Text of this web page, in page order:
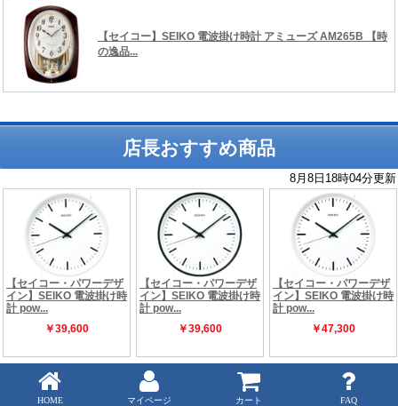
HOME マイページ カート FAQ
店長おすすめ商品
Copyright (C) 時の逸品館 ALL rights reserved.